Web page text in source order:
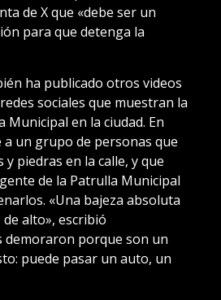
de X que «debe ser un
para que detenga la
ha publicado otros videos
sociales que muestran la
Municipal en la ciudad. En
a un grupo de personas que
piedras en la calle, y que
de la Patrulla Municipal
«Una bajeza absoluta
alto», escribió
demoraron porque son un
puede pasar un auto, un